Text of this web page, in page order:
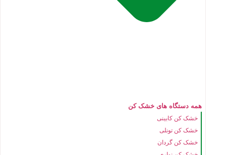
همه دستگاه های خشک کن
خشک کن کابینی
خشک کن تونلی
خشک کن گردان